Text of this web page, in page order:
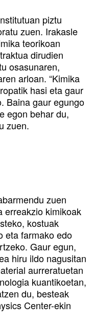
piztu
zuen. Irakasle
teorikoan
dirudien
osasunaren,
arloan. “Kimika
hasi eta gaur
Baina gaur egungo
egon behar du,
zuen.
zuen
erreakzio kimikoak
kostuak
eta farmako edo
Gaur egun,
hiru ildo nagusitan
aurreratuetan
kuantikoetan,
du, besteak
Center-ekin